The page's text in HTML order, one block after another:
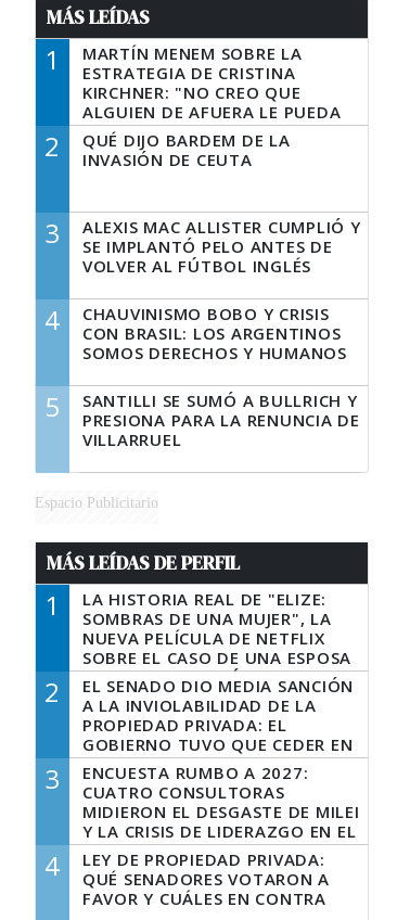
MÁS LEÍDAS
1
MARTÍN MENEM SOBRE LA
ESTRATEGIA DE CRISTINA
KIRCHNER: "NO CREO QUE
ALGUIEN DE AFUERA LE PUEDA
DECIR A LA JUSTICIA LO QUE
TIENE QUE HACER"
2
QUÉ DIJO BARDEM DE LA
INVASIÓN DE CEUTA
3
ALEXIS MAC ALLISTER CUMPLIÓ Y
SE IMPLANTÓ PELO ANTES DE
VOLVER AL FÚTBOL INGLÉS
4
CHAUVINISMO BOBO Y CRISIS
CON BRASIL: LOS ARGENTINOS
SOMOS DERECHOS Y HUMANOS
5
SANTILLI SE SUMÓ A BULLRICH Y
PRESIONA PARA LA RENUNCIA DE
VILLARRUEL
Espacio Publicitario
MÁS LEÍDAS DE PERFIL
1
LA HISTORIA REAL DE "ELIZE:
SOMBRAS DE UNA MUJER", LA
NUEVA PELÍCULA DE NETFLIX
SOBRE EL CASO DE UNA ESPOSA
QUE DESCUARTIZÓ A SU
MARIDO
2
EL SENADO DIO MEDIA SANCIÓN
A LA INVIOLABILIDAD DE LA
PROPIEDAD PRIVADA: EL
GOBIERNO TUVO QUE CEDER EN
LA LEY DEL MANEJO DEL FUEGO
3
ENCUESTA RUMBO A 2027:
CUATRO CONSULTORAS
MIDIERON EL DESGASTE DE MILEI
Y LA CRISIS DE LIDERAZGO EN EL
PERONISMO
4
LEY DE PROPIEDAD PRIVADA:
QUÉ SENADORES VOTARON A
FAVOR Y CUÁLES EN CONTRA